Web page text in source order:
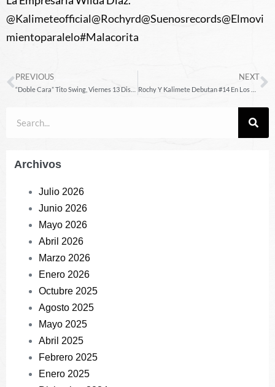
@kalimeteofficial@rochyrd@suenosrecords@elmovi
Mientoparalelo#malacorita
PREVIOUS NEXT
Archivos
Julio 2026
Junio 2026
Mayo 2026
Abril 2026
Marzo 2026
Enero 2026
Octubre 2025
Agosto 2025
Mayo 2025
Abril 2025
Febrero 2025
Enero 2025